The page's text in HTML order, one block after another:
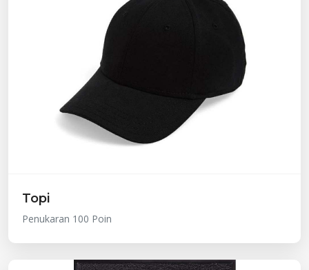
Topi
Penukaran 100 Poin